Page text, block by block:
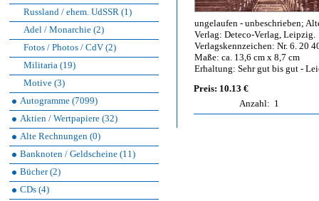
Russland / ehem. UdSSR (1)
Adel / Monarchie (2)
Fotos / Photos / CdV (2)
Militaria (19)
Motive (3)
Autogramme (7099)
Aktien / Wertpapiere (32)
Alte Rechnungen (0)
Banknoten / Geldscheine (11)
Bücher (2)
CDs (4)
ungelaufen - unbeschrieben;
Verlag: Deteco-Verlag, Leipzig.
Verlagskennzeichen: Nr. 6. 20
Maße: ca. 13,6 cm x 8,7 cm
Erhaltung: Sehr gut bis gut -
Preis: 10.13 €
Anzahl: 1